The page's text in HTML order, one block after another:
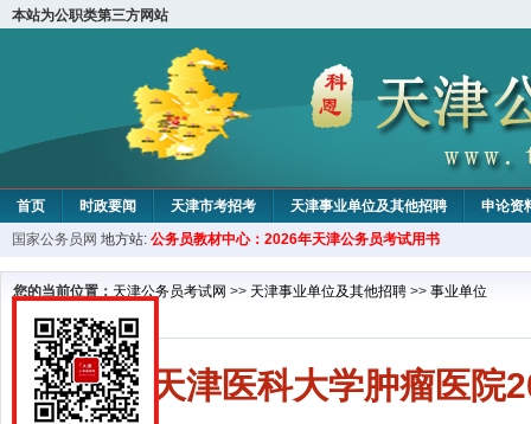
本站为公职类第三方网站
首页 时政要闻 天津市考招考 天津事业单位及其他招聘 申论资
教材中心
国家公务员网 地方站: 公务员教材中心：2026年天津公务员考试用书
您的当前位置： 天津公务员考试网 >> 天津事业单位及其他招聘 >> 事业单位
天津医科大学肿瘤医院